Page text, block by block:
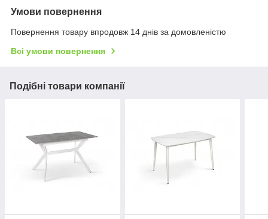
Умови повернення
Повернення товару впродовж 14 днів за домовленістю
Всі умови повернення
Подібні товари компанії